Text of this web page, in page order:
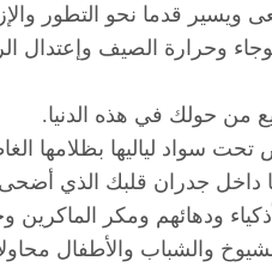
قدما نحو التطور
وحرارة الصيف وإعتدال
من حولك في هذه الدنيا.
سواد لياليها بظلامها
جدران قلبك الذي أضحى
ودهائهم ومكر
والشباب والأطفال